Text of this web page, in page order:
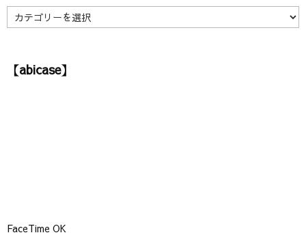
【
カ
リ【abicase】
FaceTime OK